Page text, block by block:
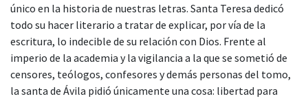
único en la historia de nuestras letras. Santa Teresa dedicó
todo su hacer literario a tratar de explicar, por vía de la
escritura, lo indecible de su relación con Dios. Frente al
imperio de la academia y la vigilancia a la que se sometió de
censores, teólogos, confesores y demás personas del tomo,
la santa de Ávila pidió únicamente una cosa: libertad para